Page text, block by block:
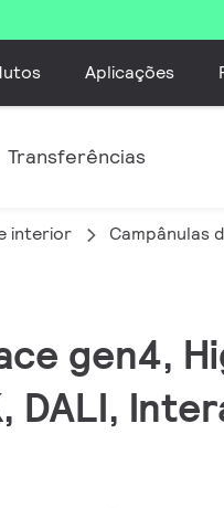
Aplicações
Transferências
interior Campânulas
gen4,
DALI,